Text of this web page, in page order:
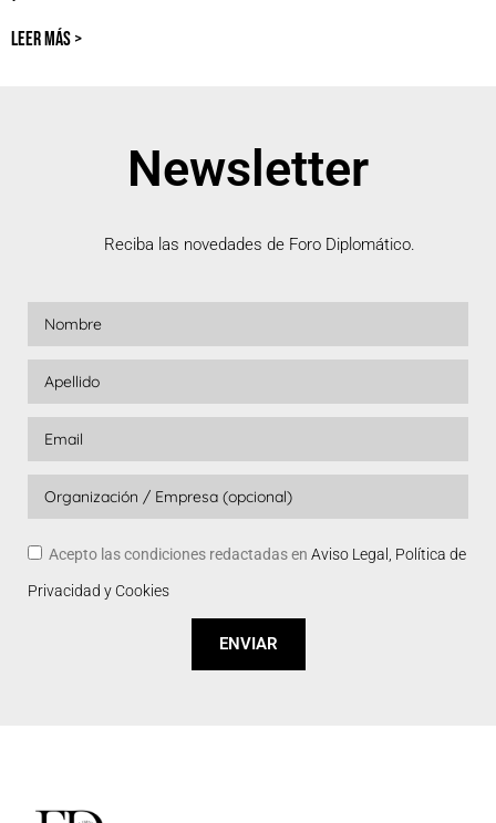
LEER MÁS >
Newsletter
Reciba las novedades de Foro Diplomático.
Acepto las condiciones redactadas en Aviso Legal, Política de
Privacidad y Cookies
ENVIAR